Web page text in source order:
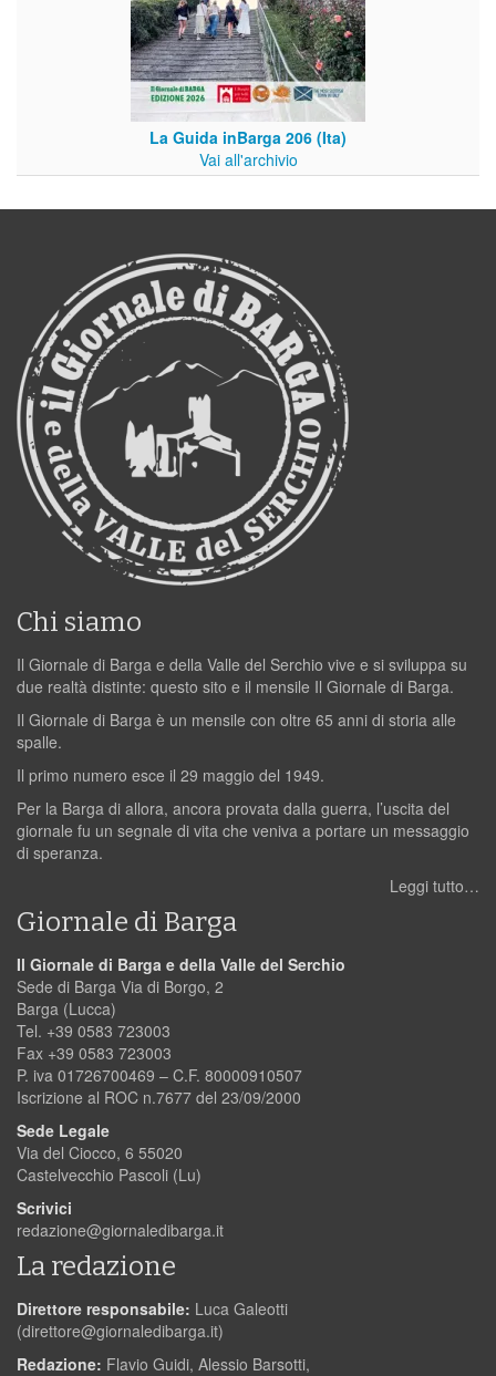
La Guida inBarga 206 (Ita)
Vai all'archivio
Chi siamo
Il Giornale di Barga e della Valle del Serchio vive e si sviluppa su
due realtà distinte: questo sito e il mensile Il Giornale di Barga.
Il Giornale di Barga è un mensile con oltre 65 anni di storia alle
spalle.
Il primo numero esce il 29 maggio del 1949.
Per la Barga di allora, ancora provata dalla guerra, l’uscita del
giornale fu un segnale di vita che veniva a portare un messaggio
di speranza.
Leggi tutto…
Giornale di Barga
Il Giornale di Barga e della Valle del Serchio
Sede di Barga Via di Borgo, 2
Barga (Lucca)
Tel. +39 0583 723003
Fax +39 0583 723003
P. iva 01726700469 – C.F. 80000910507
Iscrizione al ROC n.7677 del 23/09/2000
Sede Legale
Via del Ciocco, 6 55020
Castelvecchio Pascoli (Lu)
Scrivici
redazione@giornaledibarga.it
La redazione
Direttore responsabile: Luca Galeotti
(direttore@giornaledibarga.it)
Redazione: Flavio Guidi, Alessio Barsotti,